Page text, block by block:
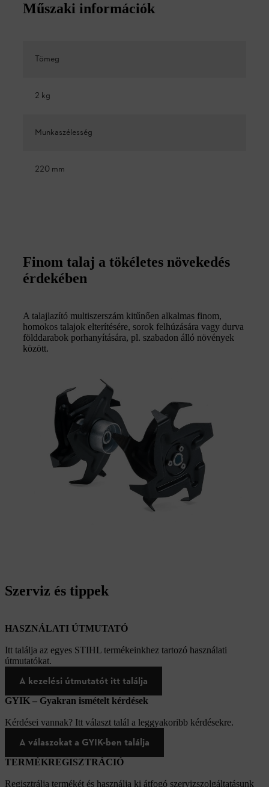
Műszaki információk
Tömeg
2 kg
Munkaszélesség
220 mm
Finom talaj a tökéletes növekedés
érdekében
A talajlazító multiszerszám kitűnően alkalmas finom,
homokos talajok elterítésére, sorok felhúzására vagy durva
földdarabok porhanyítására, pl. szabadon álló növények
között.
Szerviz és tippek
HASZNÁLATI ÚTMUTATÓ
Itt találja az egyes STIHL termékeinkhez tartozó használati
útmutatókat.
A kezelési útmutatót itt találja
GYIK – Gyakran ismételt kérdések
Kérdései vannak? Itt választ talál a leggyakoribb kérdésekre.
A válaszokat a GYIK-ben találja
TERMÉKREGISZTRÁCIÓ
Regisztrálja termékét és használja ki átfogó szervizszolgáltatásunk